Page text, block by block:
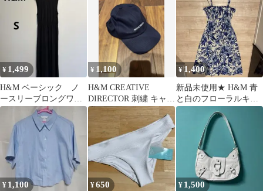
ノースリーブXS
¥ 1,499
H&M ベーシック ノ
ースリーブロングワン
ピース ブラック カジュ
アル 無地
¥ 1,100
H&M CREATIVE
DIRECTOR 刺繍 キャッ
プ ネイビー
¥1,400
新品未使用★ H&M 青
と白のフローラルキャ
ミワンピース
¥ 1,100 ¥650 ¥ 1,500